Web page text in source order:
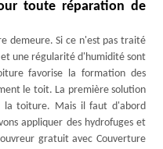
toute réparation de
demeure. Si ce n'est pas traité
une régularité d'humidité sont
favorise la formation des
le toit. La première solution
la toiture. Mais il faut d'abord
appliquer des hydrofuges et
gratuit avec Couverture